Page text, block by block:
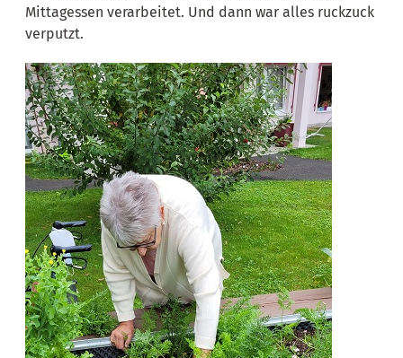
Mittagessen verarbeitet. Und dann war alles ruckzuck
verputzt.